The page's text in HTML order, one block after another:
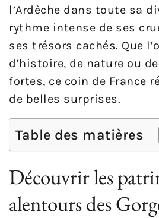
l’Ardèche dans toute sa
rythme intense de ses
ses trésors cachés. Que
d’histoire, de nature ou
fortes, ce coin de France
de belles surprises.
Table des matières
Découvrir les
alentours des